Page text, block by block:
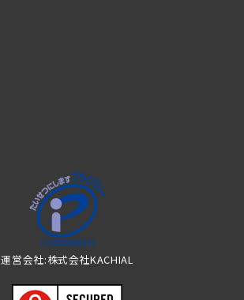
運営会社:株式会社KACHIAL